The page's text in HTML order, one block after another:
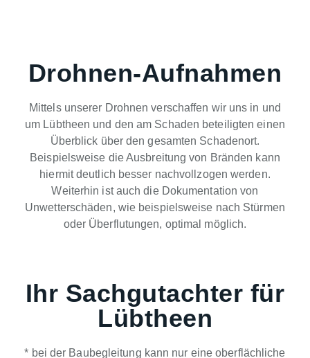
Drohnen-Aufnahmen
Mittels unserer Drohnen verschaffen wir uns in und
um Lübtheen und den am Schaden beteiligten einen
Überblick über den gesamten Schadenort.
Beispielsweise die Ausbreitung von Bränden kann
hiermit deutlich besser nachvollzogen werden.
Weiterhin ist auch die Dokumentation von
Unwetterschäden, wie beispielsweise nach Stürmen
oder Überflutungen, optimal möglich.
Ihr Sachgutachter für
Lübtheen
* bei der Baubegleitung kann nur eine oberflächliche